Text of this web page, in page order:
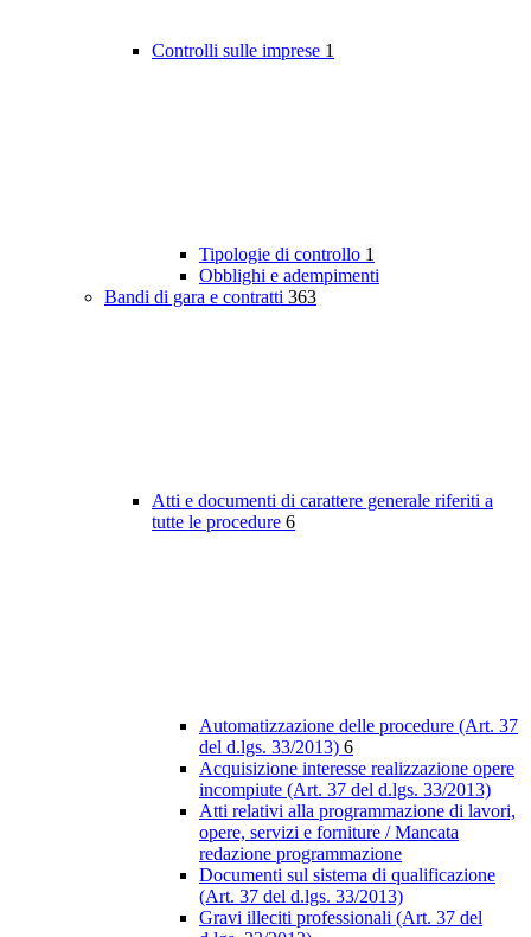
Controlli sulle imprese 1
Tipologie di controllo 1
Obblighi e adempimenti
Bandi di gara e contratti 363
Atti e documenti di carattere generale riferiti a
tutte le procedure 6
Automatizzazione delle procedure (Art. 37
del d.lgs. 33/2013) 6
Acquisizione interesse realizzazione opere
incompiute (Art. 37 del d.lgs. 33/2013)
Atti relativi alla programmazione di lavori,
opere, servizi e forniture / Mancata
redazione programmazione
Documenti sul sistema di qualificazione
(Art. 37 del d.lgs. 33/2013)
Gravi illeciti professionali (Art. 37 del